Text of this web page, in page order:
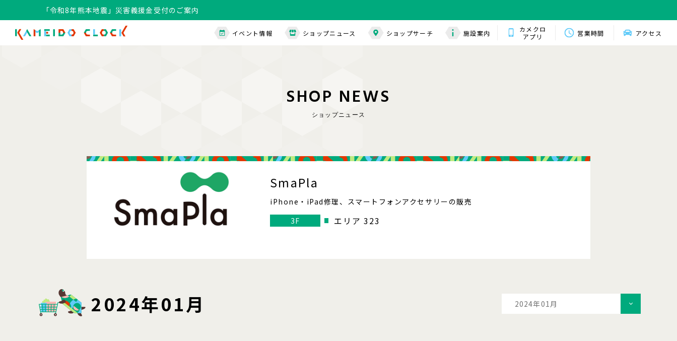
「令和8年熊本地震」災害義援金受付のご案内
イベント情報 ショップニュース ショップサーチ 施設案内
カメクロ
アプリ
営業時間 アクセス
SHOP NEWS
ショップニュース
SmaPla
iPhone・iPad修理、スマートフォンアクセサリーの販売
3F
エリア 323
2024年01月
2024年01月